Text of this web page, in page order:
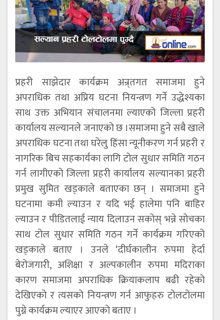
प्रहरी साझेदार कार्यक्रम अन्र्तगत समाजमा हुने
अपराधिक तथा अप्रिय घटना नियन्त्रण गर्ने उद्धेश्यका
साथ उक्त अभियान संचालनमा ल्याएको जिल्ला प्रहरी
कार्यालय सल्यानले जनाएको छ ।समाजमा हुने सबै खाले
अपराधिक घटना तथा घरेलु हिंसा न्यूनीकरण गर्न प्रहरी र
नागरिक बिच सहकार्यका लागि टोल सुधार समिति गठन
गर्न लागीएको जिल्ला प्रहरी कार्यालय सल्यानका प्रहरी
प्रमुख सुमित खड्काले बताएका छन् । समाजमा हुने
घटनामा कमी ल्याउन र यदि भई हालेमा पनि बाहिर
ल्याउन र पीडितलाई न्याय दिलाउन सकोस् भन्ने सोचका
साथ टोल सुधार समिति गठन गर्ने कार्यक्रम गरिएको
खड्काले बताए । उनले ‘दीर्घकालीन रुपमा हेर्दा
बेरोजगारी, अशिक्षा र अल्पकालीन रुपमा मदिराका
कारण समाजमा अपराधिक क्रियाकलाप बढी रहेको
देखिएको र त्यसको नियन्त्रण गर्न आफुहरु टोलटोलमा
पुग्ने कार्यक्रम ल्याएर आएको बताए ।